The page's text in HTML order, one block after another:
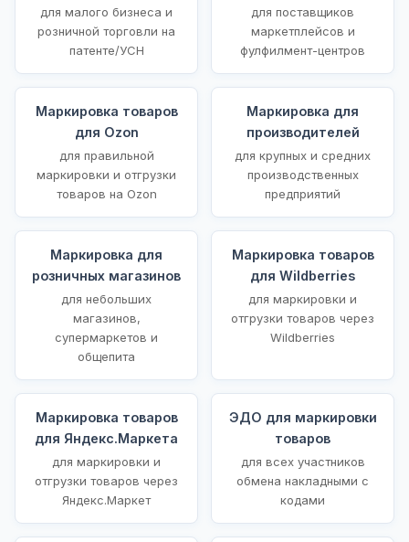
для малого бизнеса и
розничной торговли на
патенте/УСН
для поставщиков
маркетплейсов и
фулфилмент-центров
Маркировка товаров
для Ozon
для правильной
маркировки и отгрузки
товаров на Ozon
Маркировка для
производителей
для крупных и средних
производственных
предприятий
Маркировка для
розничных магазинов
для небольших
магазинов,
супермаркетов и
общепита
Маркировка товаров
для Wildberries
для маркировки и
отгрузки товаров через
Wildberries
Маркировка товаров
для Яндекс.Маркета
для маркировки и
отгрузки товаров через
Яндекс.Маркет
ЭДО для маркировки
товаров
для всех участников
обмена накладными с
кодами